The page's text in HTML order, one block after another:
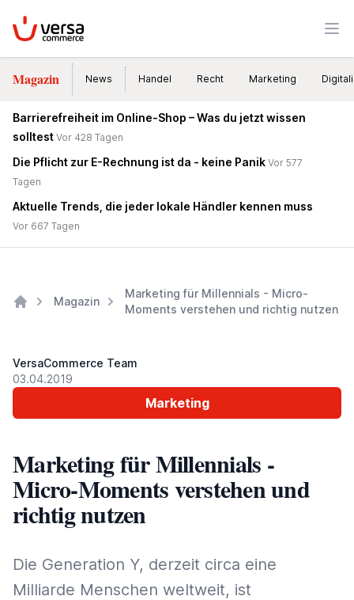
VersaCommerce
Magazin News Handel Recht Marketing
Barrierefreiheit im Online-Shop – Was du jetzt wissen
solltest Vor 428 Tagen
Die Pflicht zur E-Rechnung ist da - keine Panik Vor 577
Tagen
Aktuelle Trends, die jeder lokale Händler kennen muss
Vor 667 Tagen
Magazin
Marketing für Millennials - Micro-
Moments verstehen und richtig nutzen
Marketing
VersaCommerce Team
03.04.2019
Marketing für Millennials -
Micro-Moments verstehen und
richtig nutzen
Die Generation Y, derzeit circa eine
Milliarde Menschen weltweit, ist